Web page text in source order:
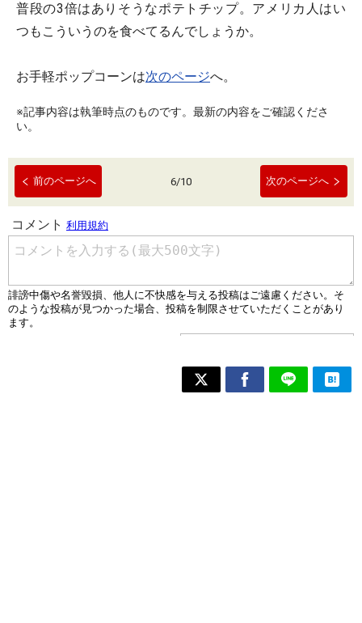
普段の3倍はありそうなポテトチップ。アメリカ人はい
つもこういうのを食べてるんでしょうか。
お手軽ポップコーンは次のページへ。
※記事内容は執筆時点のものです。最新の内容をご確認くださ
い。
前のページへ 6/10 次のページへ